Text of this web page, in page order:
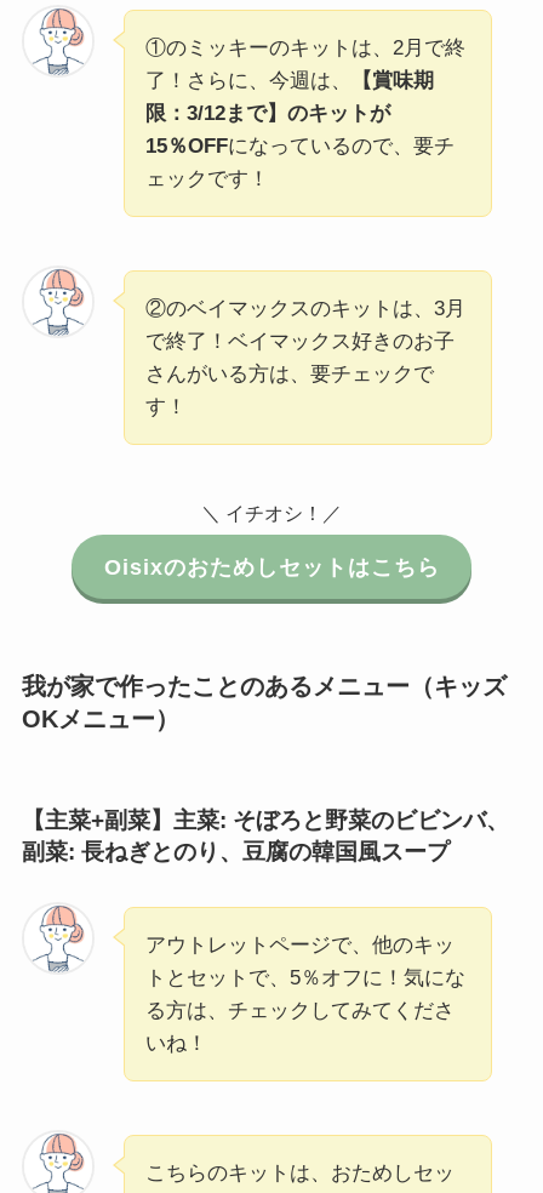
①のミッキーのキットは、2月で終
了！さらに、今週は、
【賞味期
限：3/12まで】のキットが
15％OFFになっているので、要チ
ェックです！
②のベイマックスのキットは、3月
で終了！ベイマックス好きのお子
さんがいる方は、要チェックで
す！
＼ イチオシ！／
Oisixのおためしセットはこちら
我が家で作ったことのあるメニュー（キッズ
OKメニュー）
【主菜+副菜】主菜: そぼろと野菜のビビンバ、
副菜: 長ねぎとのり、豆腐の韓国風スープ
アウトレットページで、他のキッ
トとセットで、5％オフに！気にな
る方は、チェックしてみてくださ
いね！
こちらのキットは、おためしセッ